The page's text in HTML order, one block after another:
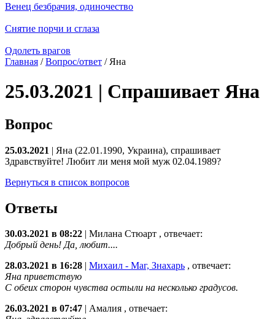
Венец безбрачия, одиночество
Снятие порчи и сглаза
Одолеть врагов
Главная /Вопрос/ответ / Яна
25.03.2021 | Спрашивает Яна
Вопрос
25.03.2021 | Яна (22.01.1990, Украина), спрашивает
Здравствуйте! Любит ли меня мой муж 02.04.1989?
Вернуться в список вопросов
Ответы
30.03.2021 в 08:22 Милана Стюарт , отвечает:
Добрый день! Да, любит....
28.03.2021 в 16:28
Михаил - Маг, Знахарь , отвечает:
Яна приветствую
С обеих сторон чувства остыли на несколько градусов.
26.03.2021 в 07:47
Амалия , отвечает: